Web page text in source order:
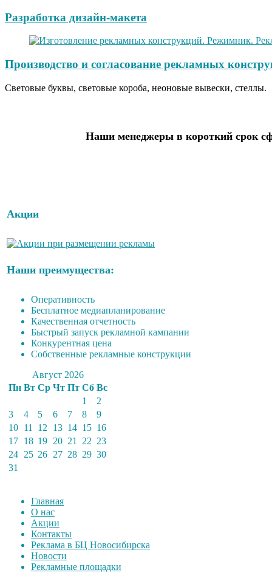
Разработка дизайн-макета
Производство и согласование рекламных
Световые буквы, световые короба, неоновые вывески, стеллы.
Наши менеджеры в короткий срок
Акции
Наши преимущества:
Оперативность
Бесплатное медиапланирование
Качественная отчетность
Быстрый запуск рекламной кампании
Конкурентная цена
Собственные рекламные конструкции
Август 2026
Пн Вт Ср Чт Пт Сб Вс
1
2
3
4 5 6 7 8
9
10 11 12 13 14 15 16
17 18 19 20 21 22 23
24 25 26 27 28 29 30
31
Главная
О нас
Акции
Контакты
Реклама в БЦ Новосибирска
Новости
Рекламные площадки